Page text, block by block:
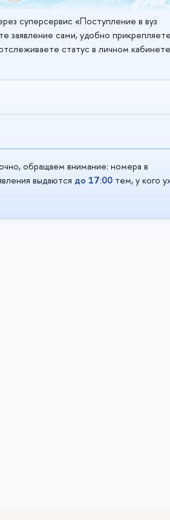
суперсервис «Поступление в вуз
заявление сами, удобно прикрепляете
статус в личном
обращаем внимание: номера в
выдаются до 17:00 тем, у кого